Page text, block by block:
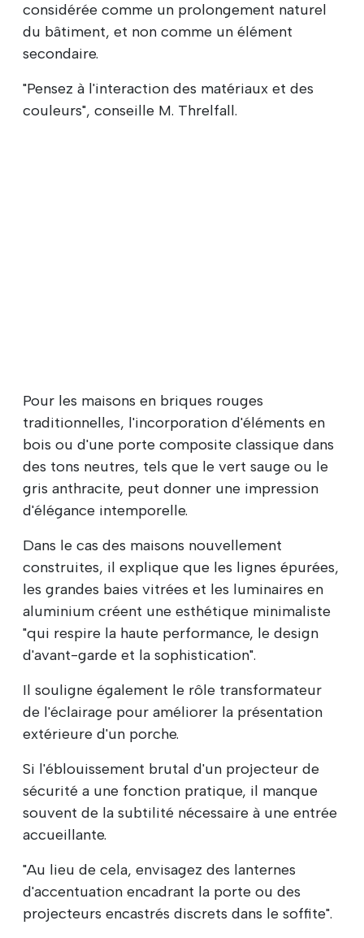
considérée comme un prolongement naturel
du bâtiment, et non comme un élément
secondaire.
"Pensez à l'interaction des matériaux et des
couleurs", conseille M. Threlfall.
Pour les maisons en briques rouges
traditionnelles, l'incorporation d'éléments en
bois ou d'une porte composite classique dans
des tons neutres, tels que le vert sauge ou le
gris anthracite, peut donner une impression
d'élégance intemporelle.
Dans le cas des maisons nouvellement
construites, il explique que les lignes épurées,
les grandes baies vitrées et les luminaires en
aluminium créent une esthétique minimaliste
"qui respire la haute performance, le design
d'avant-garde et la sophistication".
Il souligne également le rôle transformateur
de l'éclairage pour améliorer la présentation
extérieure d'un porche.
Si l'éblouissement brutal d'un projecteur de
sécurité a une fonction pratique, il manque
souvent de la subtilité nécessaire à une entrée
accueillante.
"Au lieu de cela, envisagez des lanternes
d'accentuation encadrant la porte ou des
projecteurs encastrés discrets dans le soffite".